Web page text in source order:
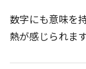
数字にも意味を
熱が感じられま